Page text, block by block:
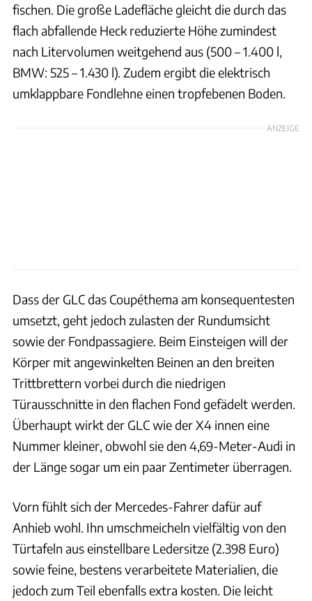
fischen. Die große Ladefläche gleicht die durch das
flach abfallende Heck reduzierte Höhe zumindest
nach Litervolumen weitgehend aus (500 – 1.400 l,
BMW: 525 – 1.430 l). Zudem ergibt die elektrisch
umklappbare Fondlehne einen tropfebenen Boden.
ANZEIGE
Dass der GLC das Coupéthema am konsequentesten
umsetzt, geht jedoch zulasten der Rundumsicht
sowie der Fondpassagiere. Beim Einsteigen will der
Körper mit angewinkelten Beinen an den breiten
Trittbrettern vorbei durch die niedrigen
Türausschnitte in den flachen Fond gefädelt werden.
Überhaupt wirkt der GLC wie der X4 innen eine
Nummer kleiner, obwohl sie den 4,69-Meter-Audi in
der Länge sogar um ein paar Zentimeter überragen.
Vorn fühlt sich der Mercedes-Fahrer dafür auf
Anhieb wohl. Ihn umschmeicheln vielfältig von den
Türtafeln aus einstellbare Ledersitze (2.398 Euro)
sowie feine, bestens verarbeitete Materialien, die
jedoch zum Teil ebenfalls extra kosten. Die leicht